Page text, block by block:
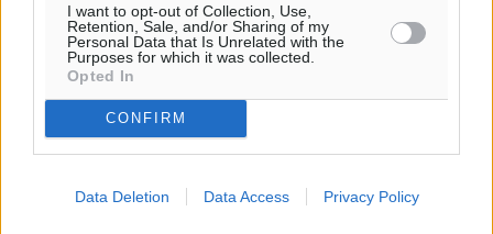
I want to opt-out of Collection, Use,
Retention, Sale, and/or Sharing of my
Personal Data that Is Unrelated with the
Purposes for which it was collected.
Opted In
CONFIRM
Data Deletion Data Access Privacy Policy